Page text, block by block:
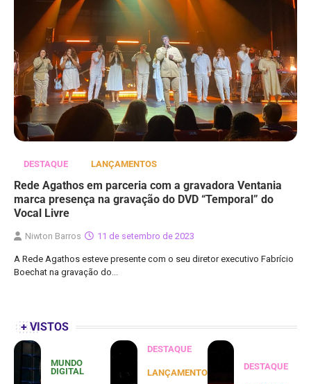
DESTAQUE LANÇAMENTOS
Rede Agathos em parceria com a gravadora Ventania
marca presença na gravação do DVD “Temporal” do
Vocal Livre
Niwton Barros 11 de setembro de 2023
A Rede Agathos esteve presente com o seu diretor executivo Fabrício
Boechat na gravação do…
+ VISTOS
MUNDO
DIGITAL
DESTAQUE
LANÇAMENTOS
DESTAQUE